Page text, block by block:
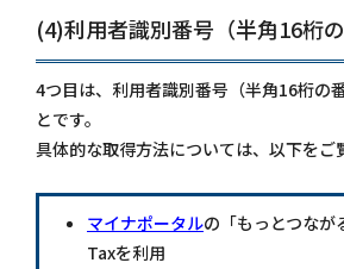
(4)利用者識別番号（半角16桁の
4つ目は、利用者識別番号（半角16桁の
とです。
具体的な取得方法については、以下をご
マイナポータルの「もっとつな
Taxを利用